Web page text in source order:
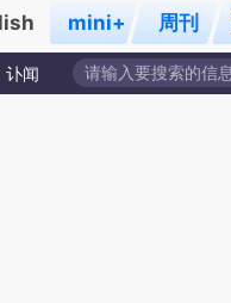
mini+ 周刊
讣闻